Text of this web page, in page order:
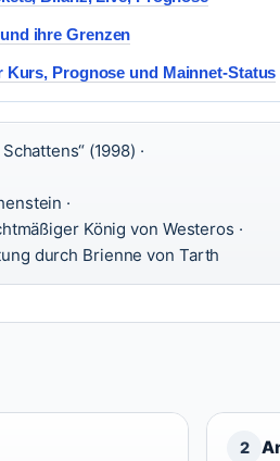
ihre Grenzen
Kurs, Prognose und Mainnet-Status
(1998) ·
·
König von Westeros ·
durch Brienne von Tarth
2